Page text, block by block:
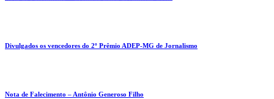
Divulgados os vencedores do 2º Prêmio ADEP-MG de Jornalismo
Nota de Falecimento – Antônio Generoso Filho